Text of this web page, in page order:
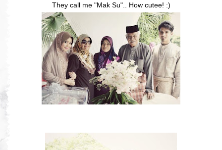
They call me "Mak Su".. How cutee! :)